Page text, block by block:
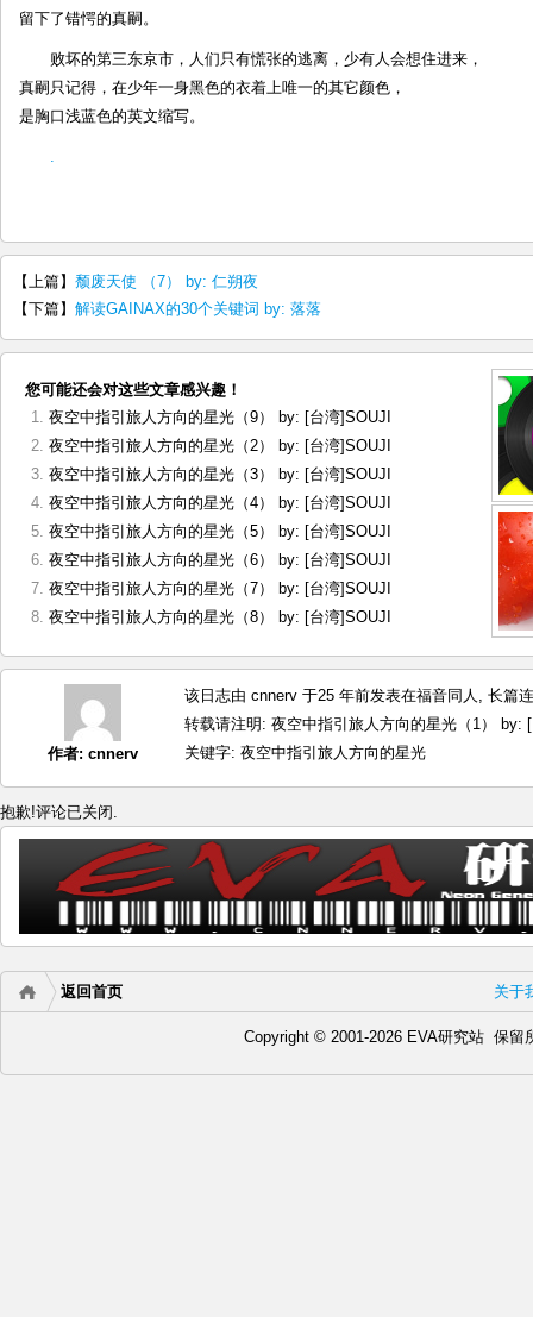
留下了错愕的真嗣。
败坏的第三东京市，人们只有慌张的逃离，少有人会想住进来，
真嗣只记得，在少年一身黑色的衣着上唯一的其它颜色，
是胸口浅蓝色的英文缩写。
.
【上篇】 颓废天使 （7） by: 仁朔夜
【下篇】 解读GAINAX的30个关键词 by: 落落
您可能还会对这些文章感兴趣！
夜空中指引旅人方向的星光（9） by: [台湾]SOUJI
夜空中指引旅人方向的星光（2） by: [台湾]SOUJI
夜空中指引旅人方向的星光（3） by: [台湾]SOUJI
夜空中指引旅人方向的星光（4） by: [台湾]SOUJI
夜空中指引旅人方向的星光（5） by: [台湾]SOUJI
夜空中指引旅人方向的星光（6） by: [台湾]SOUJI
夜空中指引旅人方向的星光（7） by: [台湾]SOUJI
夜空中指引旅人方向的星光（8） by: [台湾]SOUJI
作者: cnnerv
该日志由 cnnerv 于25 年前发表在福音同人 , 长篇
转载请注明: 夜空中指引旅人方向的星光（1） by:
关键字: 夜空中指引旅人方向的星光
抱歉!评论已关闭.
关于
返回首页
Copyright © 2001-2026 EVA研究站 保